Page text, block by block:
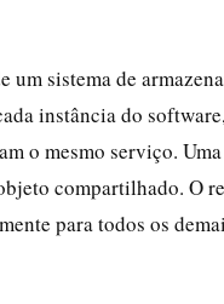
um sistema de
instância do
o mesmo serviço.
compartilhado. O
para todos os